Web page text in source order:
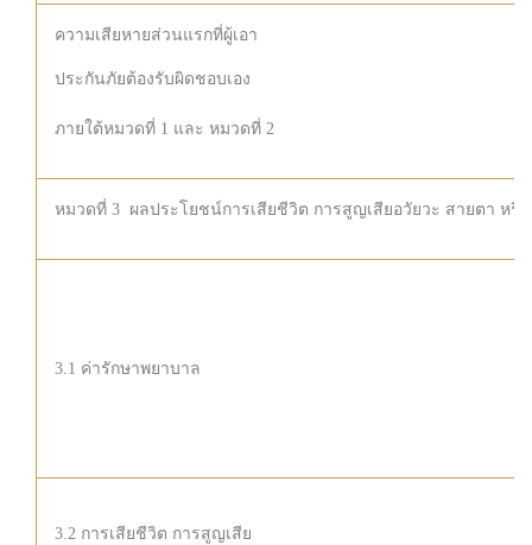
ความเสียหายส่วนแรกที่ผู้เอา
ประกันภัยต้องรับผิดชอบเอง
ภายใต้หมวดที่ 1 และ หมวดที่ 2
หมวดที่ 3 ผลประโยชน์การเสียชีวิต การสูญเสียอวัยวะ สายตา หรื
3.1 ค่ารักษาพยาบาล
3.2 การเสียชีวิต การสูญเสีย